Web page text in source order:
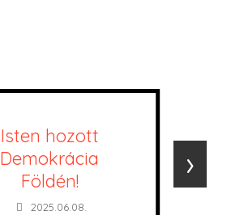
Isten hozott
Demokrácia
Földén!
2025.06.08.
›